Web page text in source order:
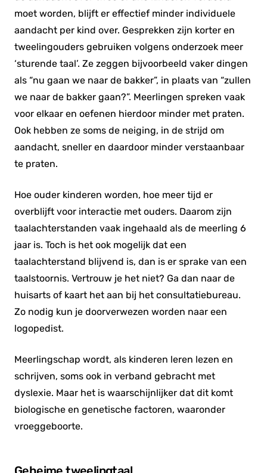
moet worden, blijft er effectief minder individuele
aandacht per kind over. Gesprekken zijn korter en
tweelingouders gebruiken volgens onderzoek meer
‘sturende taal’. Ze zeggen bijvoorbeeld vaker dingen
als “nu gaan we naar de bakker”, in plaats van “zullen
we naar de bakker gaan?”. Meerlingen spreken vaak
voor elkaar en oefenen hierdoor minder met praten.
Ook hebben ze soms de neiging, in de strijd om
aandacht, sneller en daardoor minder verstaanbaar
te praten.
Hoe ouder kinderen worden, hoe meer tijd er
overblijft voor interactie met ouders. Daarom zijn
taalachterstanden vaak ingehaald als de meerling 6
jaar is. Toch is het ook mogelijk dat een
taalachterstand blijvend is, dan is er sprake van een
taalstoornis. Vertrouw je het niet? Ga dan naar de
huisarts of kaart het aan bij het consultatiebureau.
Zo nodig kun je doorverwezen worden naar een
logopedist.
Meerlingschap wordt, als kinderen leren lezen en
schrijven, soms ook in verband gebracht met
dyslexie. Maar het is waarschijnlijker dat dit komt
biologische en genetische factoren, waaronder
vroeggeboorte.